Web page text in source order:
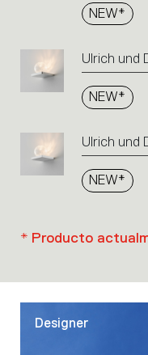
NEW*
Ulrich und
NEW*
Ulrich und
NEW*
* Producto
Designer